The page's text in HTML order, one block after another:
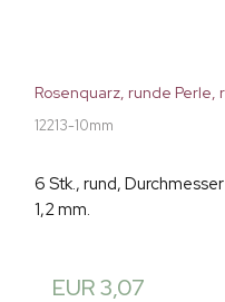
Rosenquarz, runde Perle,
12213-10mm
6 Stk., rund,
1,2 mm.
EUR 3,07